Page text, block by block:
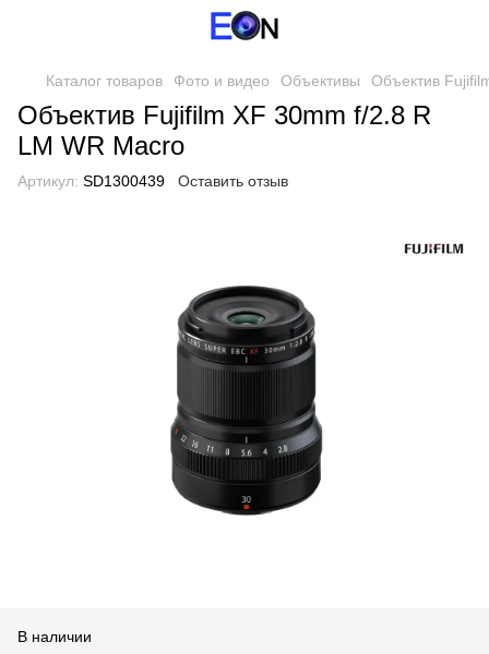
Каталог товаров Фото и видео Объективы Объектив
Объектив Fujifilm XF 30mm f/2.8 R
LM WR Macro
Артикул: SD1300439 Оставить отзыв
В наличии